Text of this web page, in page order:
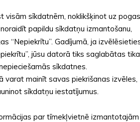
36720030071001 1,45
36720030119001 1,28
36720020098001
visām sīkdatnēm, noklikšķinot uz pogas
papildu sīkdatņu izmantošanu,
“Nepiekrītu”. Gadījumā, ja
jūsu datorā tiks saglabātas
sīkdatnes.
varat mainīt savas piekrišanas izvēles,
sīkdatņu iestatījumus.
par tīmekļvietnē izmantotajām